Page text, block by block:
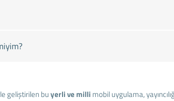
geliştirilen buyerli ve milli mobil uygulama,